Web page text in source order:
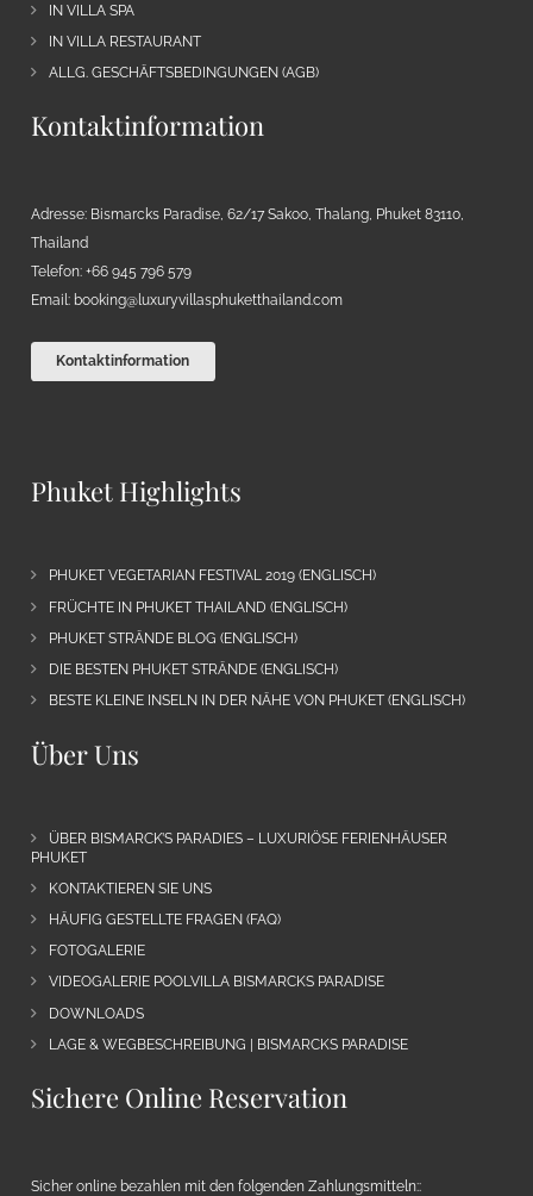
IN VILLA SPA
IN VILLA RESTAURANT
ALLG. GESCHÄFTSBEDINGUNGEN (AGB)
Kontaktinformation
Adresse: Bismarcks Paradise, 62/17 Sakoo, Thalang, Phuket 83110,
Thailand
Telefon: +66 945 796 579
Email: booking@luxuryvillasphuketthailand.com
Kontaktinformation
Phuket Highlights
PHUKET VEGETARIAN FESTIVAL 2019 (ENGLISCH)
FRÜCHTE IN PHUKET THAILAND (ENGLISCH)
PHUKET STRÄNDE BLOG (ENGLISCH)
DIE BESTEN PHUKET STRÄNDE (ENGLISCH)
BESTE KLEINE INSELN IN DER NÄHE VON PHUKET (ENGLISCH)
Über Uns
ÜBER BISMARCK’S PARADIES – LUXURIÖSE FERIENHÄUSER
PHUKET
KONTAKTIEREN SIE UNS
HÄUFIG GESTELLTE FRAGEN (FAQ)
FOTOGALERIE
VIDEOGALERIE POOLVILLA BISMARCKS PARADISE
DOWNLOADS
LAGE & WEGBESCHREIBUNG | BISMARCKS PARADISE
Sichere Online Reservation
Sicher online bezahlen mit den folgenden Zahlungsmitteln::